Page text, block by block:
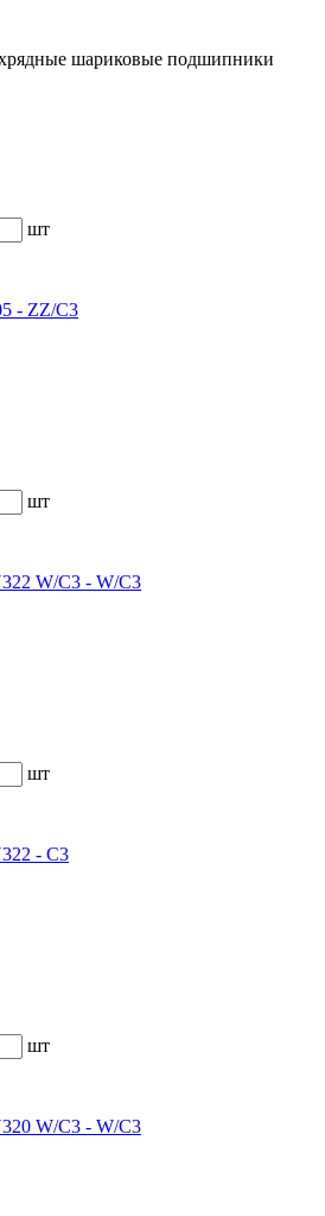
шариковые подшипники
шт
- ZZ/C3
шт
W/C3 - W/C3
шт
- C3
шт
W/C3 - W/C3